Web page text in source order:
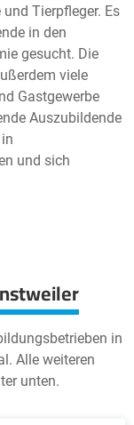
Tierpfleger. Es
in den
gesucht. Die
viele
Gastgewerbe
Auszubildende
und sich
in
Alle weiteren
unten.